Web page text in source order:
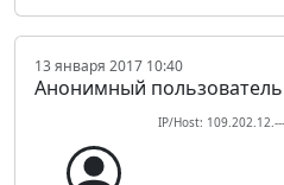
13 января 2017 10:40
Анонимный пользователь
IP/Host: 109.202.12.---